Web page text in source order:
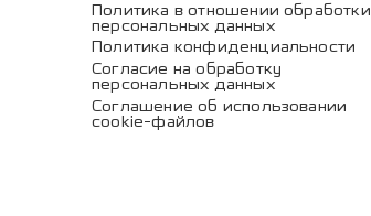
Политика в отношении обработки
персональных данных
Политика конфиденциальности
Согласие на обработку
персональных данных
Соглашение об использовании
cookie-файлов